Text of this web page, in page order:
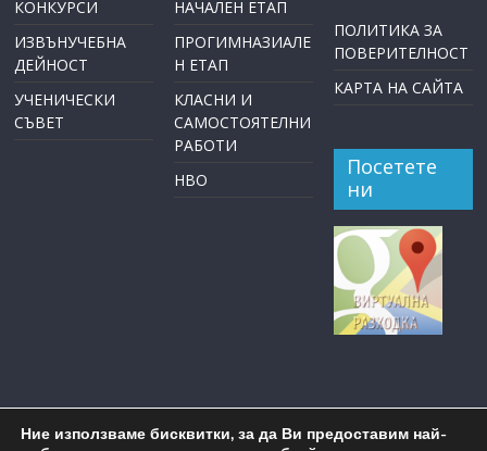
КОНКУРСИ
ИЗВЪНУЧЕБНА
ДЕЙНОСТ
УЧЕНИЧЕСКИ
СЪВЕТ
НАЧАЛЕН ЕТАП
ПРОГИМНАЗИАЛЕ
Н ЕТАП
КЛАСНИ И
САМОСТОЯТЕЛНИ
РАБОТИ
НВО
ПОЛИТИКА ЗА
ПОВЕРИТЕЛНОСТ
КАРТА НА САЙТА
Посетете
ни
Ние използваме бисквитки, за да Ви предоставим най-